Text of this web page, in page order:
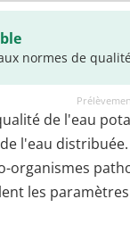
normes de
de l'eau
l'eau
organismes
les